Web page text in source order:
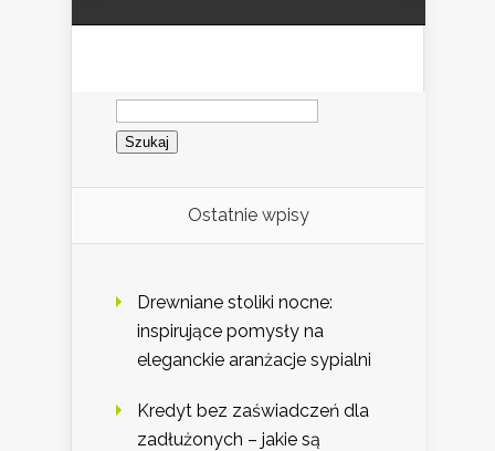
Szukaj:
Ostatnie wpisy
Drewniane stoliki nocne:
inspirujące pomysły na
eleganckie aranżacje sypialni
Kredyt bez zaświadczeń dla
zadłużonych – jakie są